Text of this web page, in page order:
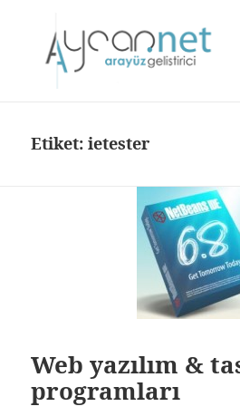
Etiket:ietester
Web yazılım &
programları